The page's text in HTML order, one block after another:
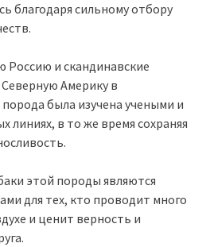
благодаря сильному отбору
Россию и скандинавские
Америку в
была изучена учеными и
линиях, в то же время сохраняя
этой породы являются
для тех, кто проводит много
и ценит верность и